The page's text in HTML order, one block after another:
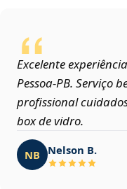
Excelente
Pessoa‑PB. Serviço
profissional
box de vidro.
NB Nelson B.